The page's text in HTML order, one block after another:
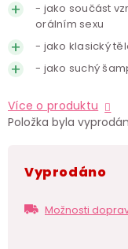
- jako součást
orálním sexu
- jako klasický
- jako suchý
Více o produktu
Položka byla
Vyprodáno
Možnosti